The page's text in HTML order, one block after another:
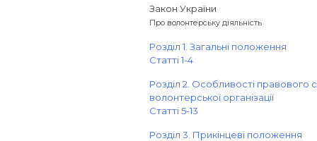
Закон України
Про волонтерську діяльність
Розділ 1. Загальні положення
Статті 1-4
Розділ 2. Особливості правового
волонтерської організації
Статті 5-13
Розділ 3. Прикінцеві положення